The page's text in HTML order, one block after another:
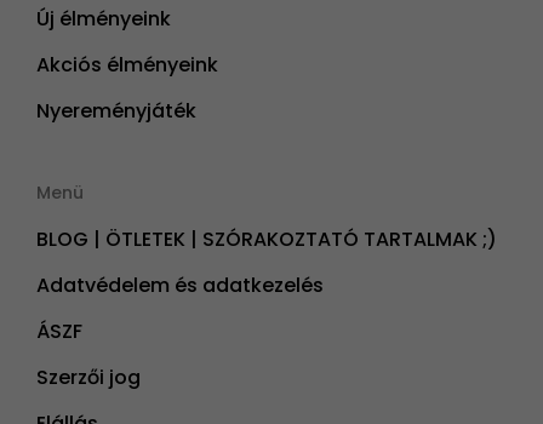
Új élményeink
Akciós élményeink
Nyereményjáték
Menü
BLOG | ÖTLETEK | SZÓRAKOZTATÓ TARTALMAK ;)
Adatvédelem és adatkezelés
ÁSZF
Szerzői jog